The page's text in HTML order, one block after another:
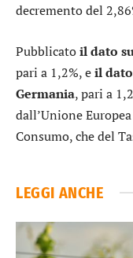
decremento del
Pubblicatoil dato
pari a 1,2%, eil
Germania, pari a
dall’Unione
Consumo, che del
LEGGI ANCHE